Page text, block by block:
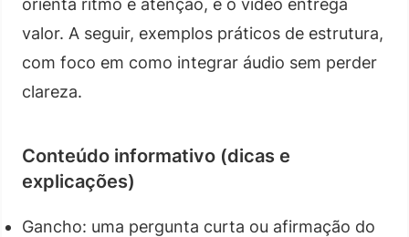
orienta ritmo e atenção, e o vídeo entrega
valor. A seguir, exemplos práticos de estrutura,
com foco em como integrar áudio sem perder
clareza.
Conteúdo informativo (dicas e
explicações)
Gancho: uma pergunta curta ou afirmação do